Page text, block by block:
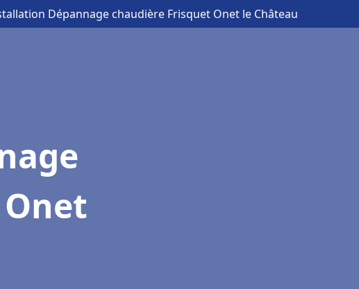
Dépannage chaudière Frisquet Onet le Château